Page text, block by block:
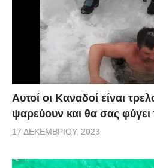
Αυτοί οι Καναδοί είναι
ψαρεύουν και θα σας
17 ΔΕΚΕΜΒΡΊΟΥ, 2023